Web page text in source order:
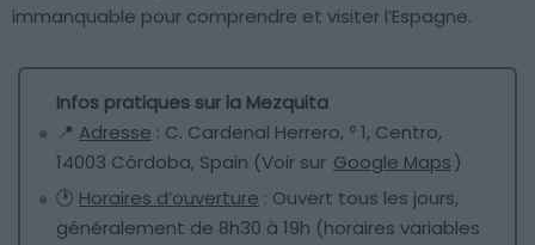
immanquable pour comprendre et visiter l’Espagne.
Infos pratiques sur la Mezquita
📍 Adresse : C. Cardenal Herrero, º 1, Centro,
14003 Córdoba, Spain (Voir sur Google Maps)
🕐 Horaires d’ouverture : Ouvert tous les jours,
généralement de 8h30 à 19h (horaires variables